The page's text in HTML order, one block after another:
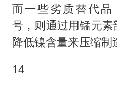
而一些劣质替代品
号，则通过用锰元
降低镍含量来压缩制
14